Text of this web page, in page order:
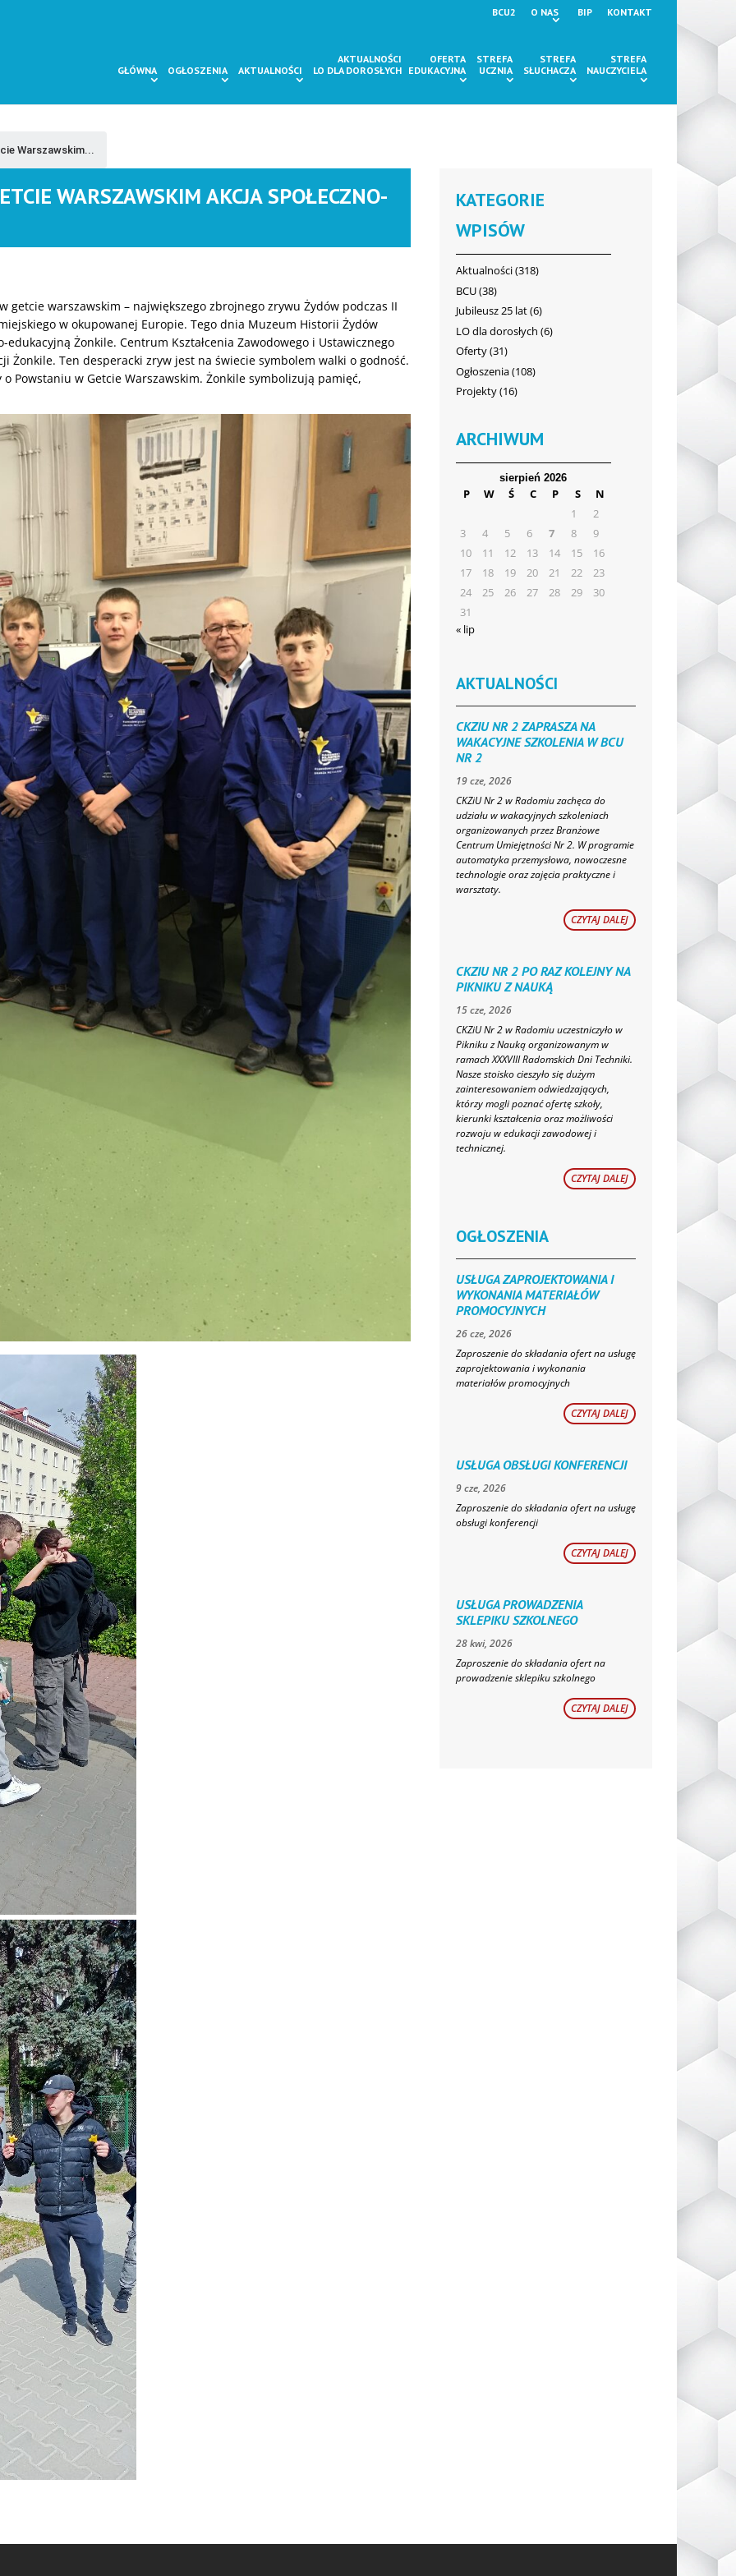
BCU2 O NAS BIP KONTAKT
GŁÓWNA OGŁOSZENIA AKTUALNOŚCI
AKTUALNOŚCI
LO DLA DOROSŁYCH
OFERTA
EDUKACYJNA
STREFA
UCZNIA
STREFA
SŁUCHACZA
STREFA
NAUCZYCIELA
Warszawskim...
WARSZAWSKIM AKCJA SPOŁECZNO-
warszawskim – największego zbrojnego zrywu Żydów podczas II
w okupowanej Europie. Tego dnia Muzeum Historii Żydów
edukacyjną Żonkile. Centrum Kształcenia Zawodowego i Ustawicznego
Żonkile. Ten desperacki zryw jest na świecie symbolem walki o godność.
Powstaniu w Getcie Warszawskim. Żonkile symbolizują pamięć,
KATEGORIE
WPISÓW
Aktualności(318)
BCU(38)
Jubileusz 25 lat(6)
LO dla dorosłych (6)
Oferty(31)
Ogłoszenia(108)
Projekty(16)
ARCHIWUM
sierpień 2026
P W Ś C P S
N
1
2
3
4 5 6 7 8
9
10
11 12 13 14 15
16
17
18 19 20 21 22
23
24
25 26 27 28 29
30
31
« lip
AKTUALNOŚCI
CKZIU NR 2 ZAPRASZA NA
WAKACYJNE SZKOLENIA W BCU
NR 2
19 cze, 2026
CKZiU Nr 2 w Radomiu zachęca do
udziału w wakacyjnych szkoleniach
organizowanych przez Branżowe
Centrum Umiejętności Nr 2. W programie
automatyka przemysłowa, nowoczesne
technologie oraz zajęcia praktyczne i
warsztaty.
CZYTAJ DALEJ
CKZIU NR 2 PO RAZ KOLEJNY NA
PIKNIKU Z NAUKĄ
15 cze, 2026
CKZiU Nr 2 w Radomiu uczestniczyło w
Pikniku z Nauką organizowanym w
ramach XXXVIII Radomskich Dni Techniki.
Nasze stoisko cieszyło się dużym
zainteresowaniem odwiedzających,
którzy mogli poznać ofertę szkoły,
kierunki kształcenia oraz możliwości
rozwoju w edukacji zawodowej i
technicznej.
CZYTAJ DALEJ
OGŁOSZENIA
USŁUGA ZAPROJEKTOWANIA I
WYKONANIA MATERIAŁÓW
PROMOCYJNYCH
26 cze, 2026
Zaproszenie do składania ofert na usługę
zaprojektowania i wykonania
materiałów promocyjnych
CZYTAJ DALEJ
USŁUGA OBSŁUGI KONFERENCJI
9 cze, 2026
Zaproszenie do składania ofert na usługę
obsługi konferencji
CZYTAJ DALEJ
USŁUGA PROWADZENIA
SKLEPIKU SZKOLNEGO
28 kwi, 2026
Zaproszenie do składania ofert na
prowadzenie sklepiku szkolnego
CZYTAJ DALEJ